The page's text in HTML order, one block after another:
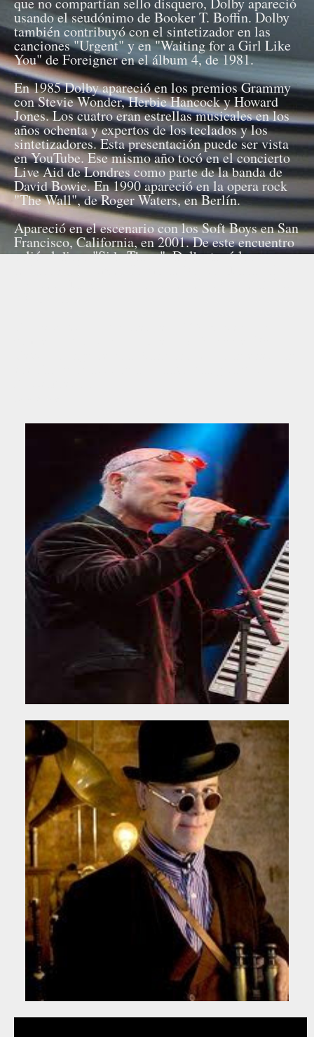
usando el seudónimo de Booker T. Boffin. Dolby
también contribuyó con el sintetizador en las
canciones "Urgent" y en "Waiting for a Girl Like
You" de Foreigner en el álbum 4, de 1981.
En 1985 Dolby apareció en los premios Grammy
con Stevie Wonder, Herbie Hancock y Howard
Jones. Los cuatro eran estrellas musicales en los
años ochenta y expertos de los teclados y los
sintetizadores. Esta presentación puede ser vista
en YouTube. Ese mismo año tocó en el concierto
Live Aid de Londres como parte de la banda de
David Bowie. En 1990 apareció en la opera rock
"The Wall", de Roger Waters, en Berlín.
Apareció en el escenario con los Soft Boys en San
Francisco, California, en 2001. De este encuentro
salió el disco "Side Three". Dolby tocó los